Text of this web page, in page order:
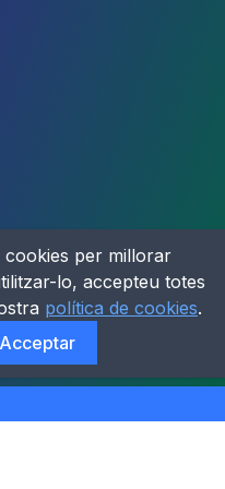
per millorar
lo, accepteu totes
política de cookies.
Acceptar